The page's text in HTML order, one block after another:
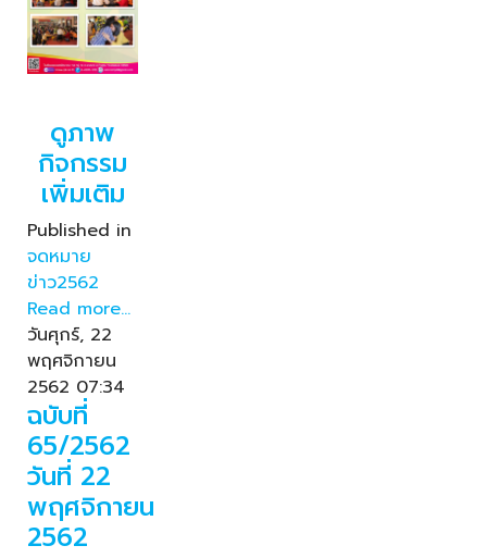
ดูภาพ
กิจกรรม
เพิ่มเติม
Published in
จดหมาย
ข่าว2562
Read more...
วันศุกร์, 22
พฤศจิกายน
2562 07:34
ฉบับที่
65/2562
วันที่ 22
พฤศจิกายน
2562